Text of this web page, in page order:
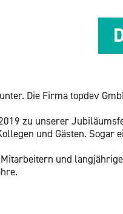
Die Firma top­dev
zu un­se­rer
und Gäs­ten. Sogar
und